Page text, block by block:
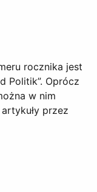
rocznika jest
Politik”. Oprócz
w nim
przez